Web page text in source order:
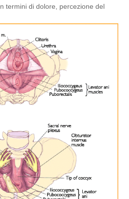
termini di dolore, percezione del